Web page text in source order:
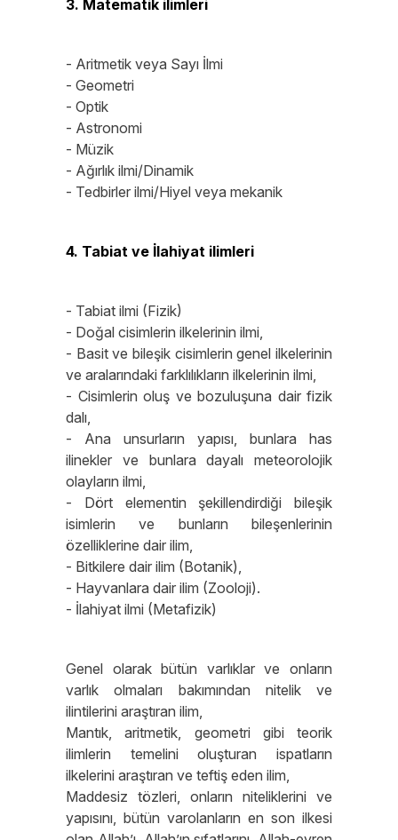
3. Matematik ilimleri
- Aritmetik veya Sayı İlmi
- Geometri
- Optik
- Astronomi
- Müzik
- Ağırlık ilmi/Dinamik
- Tedbirler ilmi/Hiyel veya mekanik
4. Tabiat ve İlahiyat ilimleri
- Tabiat ilmi (Fizik)
- Doğal cisimlerin ilkelerinin ilmi,
- Basit ve bileşik cisimlerin genel ilkelerinin
ve aralarındaki farklılıkların ilkelerinin ilmi,
- Cisimlerin oluş ve bozuluşuna dair fizik
dalı,
- Ana unsurların yapısı, bunlara has
ilinekler ve bunlara dayalı meteorolojik
olayların ilmi,
- Dört elementin şekillendirdiği bileşik
isimlerin ve bunların bileşenlerinin
özelliklerine dair ilim,
- Bitkilere dair ilim (Botanik),
- Hayvanlara dair ilim (Zooloji).
- İlahiyat ilmi (Metafizik)
Genel olarak bütün varlıklar ve onların
varlık olmaları bakımından nitelik ve
ilintilerini araştıran ilim,
Mantık, aritmetik, geometri gibi teorik
ilimlerin temelini oluşturan ispatların
ilkelerini araştıran ve teftiş eden ilim,
Maddesiz tözleri, onların niteliklerini ve
yapısını, bütün varolanların en son ilkesi